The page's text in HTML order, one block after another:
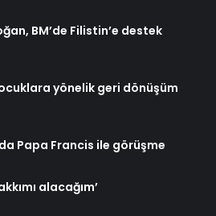
BM’de Filistin’e destek
yönelik geri dönüşüm
Papa Francis ile görüşme
alacağım’